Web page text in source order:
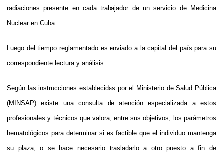
radiaciones presente en cada trabajador de un servicio de Medicina
Nuclear en Cuba.
Luego del tiempo reglamentado es enviado a la capital del país para su
correspondiente lectura y análisis.
Según las instrucciones establecidas por el Ministerio de Salud Pública
(MINSAP) existe una consulta de atención especializada a estos
profesionales y técnicos que valora, entre sus objetivos, los parámetros
hematológicos para determinar si es factible que el individuo mantenga
su plaza, o se hace necesario trasladarlo a otro puesto a fin de